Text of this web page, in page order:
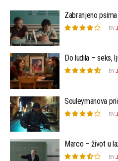
Zabranjeno
BY
Do ludila – seks,
BY
Souleymanova
BY
Marco – život u
BY